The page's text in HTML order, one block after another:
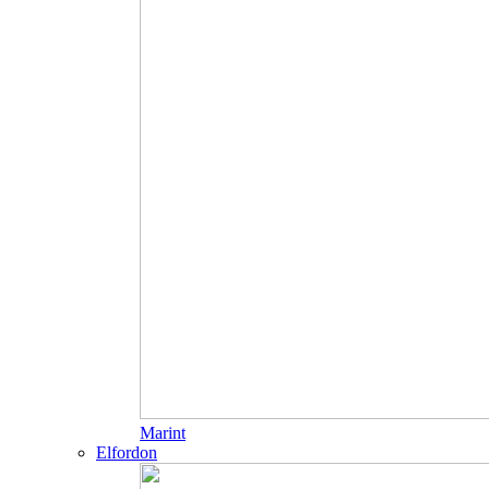
Marint
Elfordon